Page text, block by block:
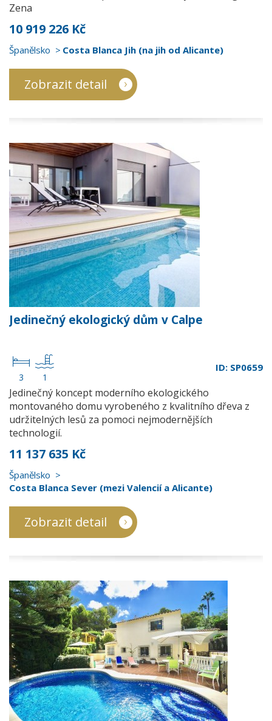
Zena
10 919 226 Kč
Španělsko Costa Blanca Jih (na jih od Alicante)
Zobrazit detail
Jedinečný ekologický dům v Calpe
3 1
ID: SP0659
Jedinečný koncept moderního ekologického
montovaného domu vyrobeného z kvalitního dřeva z
udržitelných lesů za pomoci nejmodernějších
technologií.
11 137 635 Kč
Španělsko
Costa Blanca Sever (mezi Valencií a Alicante)
Zobrazit detail